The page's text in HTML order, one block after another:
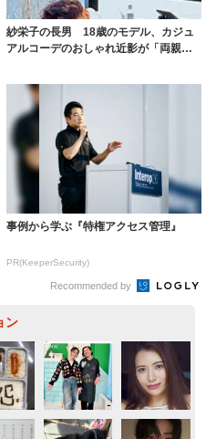
紗栄子の長男 18歳のモデル、カジュ
アルコーデのおしゃれ近影が「両親の
事例から学ぶ『特権アクセス管理』
PR(KeeperSecurity)
Recommended by
ン